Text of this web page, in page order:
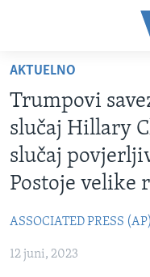
glavni
sadržaj
Pređi
na
glavnu
navigaciju
na
VIDEO
FOTOGRAFIJE DANA
VIJESTI
BOSNA I
SVIJET
SPECIJALNI PROJEKTI
KORUPCIJA
AKTUELNO
Trumpovi
slučaj Hillary
slučaj
Postoje velike
ASSOCIATED PRESS (AP)
12 juni, 2023